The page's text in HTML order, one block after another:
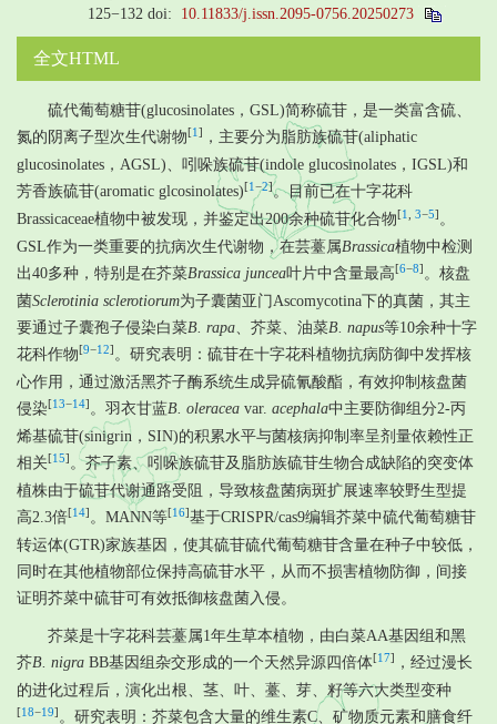
125−132 doi: 10.11833/j.issn.2095-0756.20250273
全文HTML
硫代葡萄糖苷(glucosinolates，GSL)简称硫苷，是一类富含硫、
氮的阴离子型次生代谢物[1 ]
，主要分为脂肪族硫苷(aliphatic
glucosinolates，AGSL)、吲哚族硫苷(indole glucosinolates，IGSL)和
芳香族硫苷(aromatic glcosinolates)[1 −2]。目前已在十字花科
Brassicaceae植物中被发现，并鉴定出200余种硫苷化合物[1 3−5] 。
GSL作为一类重要的抗病次生代谢物，在芸薹属Brassica植物中检测
出40多种，特别是在芥菜Brassica juncea叶片中含量最高[6−8] 。核盘
菌Sclerotinia sclerotiorum为子囊菌亚门Ascomycotina下的真菌，其主
要通过子囊孢子侵染白菜B. rapa 、芥菜、油菜B. napus等10余种十字
花科作物[9−12] 。研究表明：硫苷在十字花科植物抗病防御中发挥核
心作用，通过激活黑芥子酶系统生成异硫氰酸酯，有效抑制核盘菌
侵染[13−14] 。羽衣甘蓝B. oleracea var. acephala中主要防御组分2-丙
烯基硫苷(sinigrin，SIN)的积累水平与菌核病抑制率呈剂量依赖性正
相关[15] 。芥子素、吲哚族硫苷及脂肪族硫苷生物合成缺陷的突变体
植株由于硫苷代谢通路受阻，导致核盘菌病斑扩展速率较野生型提
高2.3倍[14] 。MANN等[16]基于CRISPR/cas9编辑芥菜中硫代葡萄糖苷
转运体(GTR)家族基因，使其硫苷硫代葡萄糖苷含量在种子中较低，
同时在其他植物部位保持高硫苷水平，从而不损害植物防御，间接
证明芥菜中硫苷可有效抵御核盘菌入侵。
芥菜是十字花科芸薹属1年生草本植物，由白菜AA基因组和黑
芥B. nigra BB基因组杂交形成的一个天然异源四倍体[17]
，经过漫长
的进化过程后，演化出根、茎、叶、薹、芽、籽等六大类型变种
[18−19] 。研究表明：芥菜包含大量的维生素C、矿物质元素和膳食纤